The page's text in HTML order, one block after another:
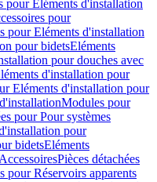
pour Eléments d'installation
pour
pour Eléments d'installation
pour bidetsEléments
pour douches avec
d'installation pour
Eléments d'installation pour
Modules pour
pour Pour systèmes
pour
bidetsEléments
AccessoiresPièces détachées
pour Réservoirs apparents